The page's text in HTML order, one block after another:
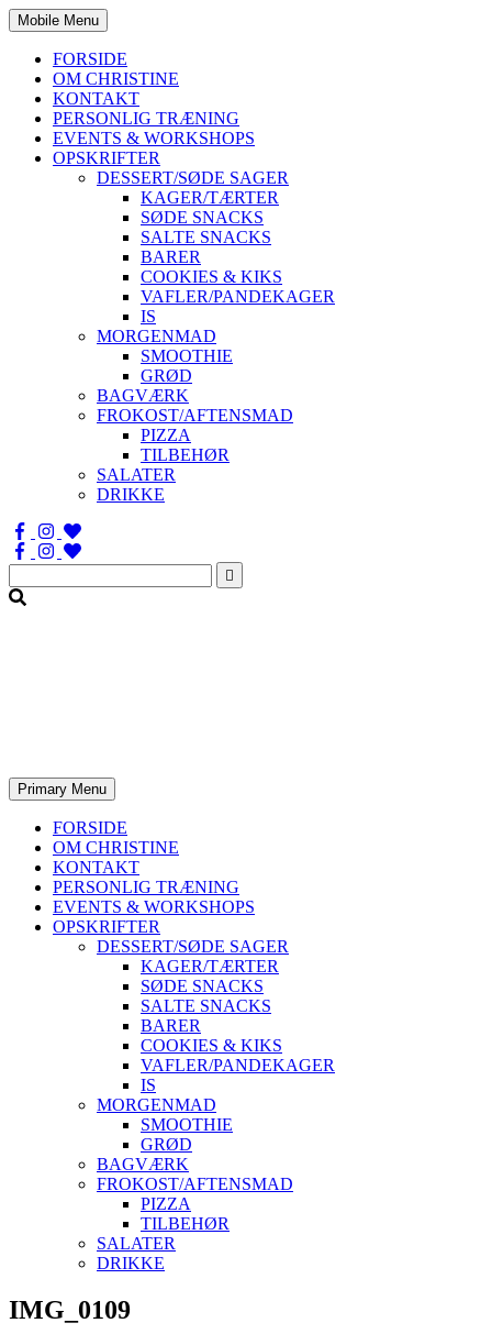
Mobile Menu
FORSIDE
OM CHRISTINE
KONTAKT
PERSONLIG TRÆNING
EVENTS & WORKSHOPS
OPSKRIFTER
DESSERT/SØDE SAGER
KAGER/TÆRTER
SØDE SNACKS
SALTE SNACKS
BARER
COOKIES & KIKS
VAFLER/PANDEKAGER
IS
MORGENMAD
SMOOTHIE
GRØD
BAGVÆRK
FROKOST/AFTENSMAD
PIZZA
TILBEHØR
SALATER
DRIKKE
Søg
efter:
Primary Menu
FORSIDE
OM CHRISTINE
KONTAKT
PERSONLIG TRÆNING
EVENTS & WORKSHOPS
OPSKRIFTER
DESSERT/SØDE SAGER
KAGER/TÆRTER
SØDE SNACKS
SALTE SNACKS
BARER
COOKIES & KIKS
VAFLER/PANDEKAGER
IS
MORGENMAD
SMOOTHIE
GRØD
BAGVÆRK
FROKOST/AFTENSMAD
PIZZA
TILBEHØR
SALATER
DRIKKE
Skip
to
IMG_0109